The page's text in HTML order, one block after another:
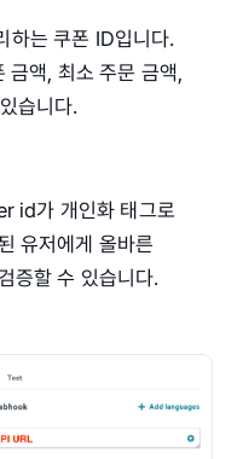
하는 쿠폰 ID입니다.
금액, 최소 주문 금액,
습니다.
id가 개인화 태그로
유저에게 올바른
증할 수 있습니다.